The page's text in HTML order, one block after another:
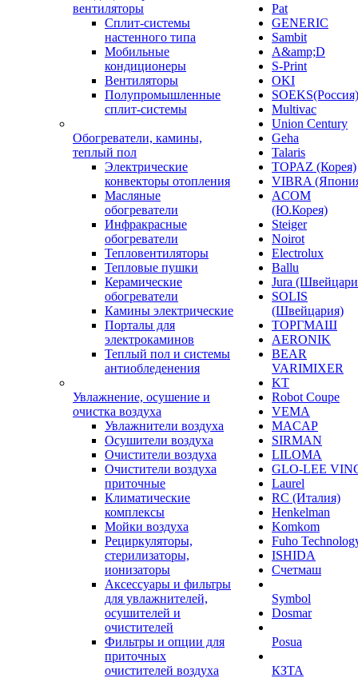
вентиляторы
Сплит-системы
настенного типа
Мобильные
кондиционеры
Вентиляторы
Полупромышленные
сплит-системы
Обогреватели, камины,
теплый пол
Электрические
конвекторы отопления
Масляные
обогреватели
Инфракрасные
обогреватели
Тепловентиляторы
Тепловые пушки
Керамические
обогреватели
Камины электрические
Порталы для
электрокаминов
Теплый пол и системы
антиобледенения
Увлажнение, осушение и
очистка воздуха
Увлажнители воздуха
Осушители воздуха
Очистители воздуха
Очистители воздуха
приточные
Климатические
комплексы
Мойки воздуха
Рециркуляторы,
стерилизаторы,
ионизаторы
Аксессуары и фильтры
для увлажнителей,
осушителей и
очистителей
Фильтры и опции для
приточных
очистителей воздуха
Pat
GENERIC
Sambit
A&amp;D
S-Print
OKI
SOEKS(Россия)
Multivac
Union Century
Geha
Talaris
TOPAZ (Корея)
VIBRA
ACOM
(Ю.Корея)
Steiger
Noirot
Electrolux
Ballu
Jura
SOLIS
(Швейцария)
ТОРГМАШ
AERONIK
BEAR
VARIMIXER
KT
Robot Coupe
VEMA
MACAP
SIRMAN
LILOMA
GLO-LEE
Laurel
RC (Италия)
Henkelman
Komkom
Fuho
ISHIDA
Счетмаш
Symbol
Dosmar
Posua
КЗТА